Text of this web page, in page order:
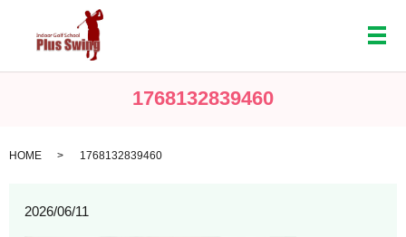
メ
1768132839460
HOME 1768132839460
2026/06/11